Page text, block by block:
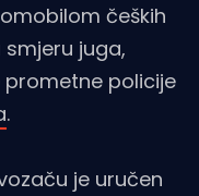
čeških
juga,
prometne policije
.
je uručen